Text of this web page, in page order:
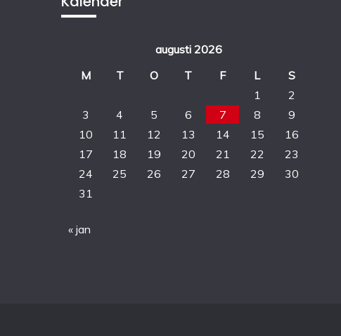
augusti 2026
M
T O T F L
S
1
2
3
4 5 6 7 8
9
10
11 12 13 14 15
16
17
18 19 20 21 22
23
24
25 26 27 28 29
30
31
« jan